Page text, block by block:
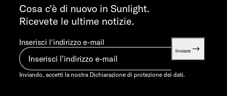
info@sunlight.de
Cosa c'è di nuovo in Sunlight.
Ricevete le ultime notizie.
Inserisci l'indirizzo e-mail
Inviare
Inviando, accetti la nostra Dichiarazione di protezione dei dati.